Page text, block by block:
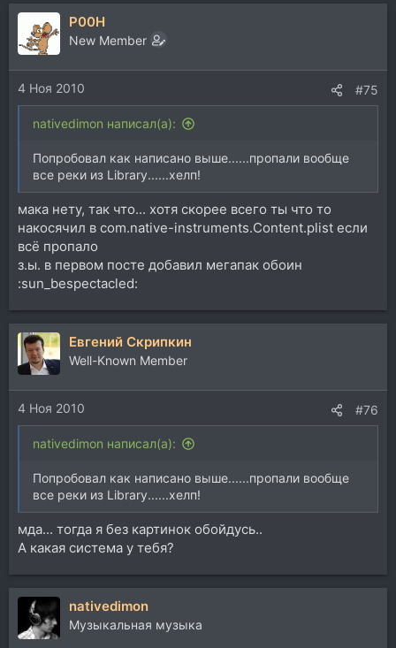
P00H
New Member
4 Ноя 2010 #75
nativedimon написал(а):
Попробовал как написано выше......пропали вообще
все реки из Library......хелп!
мака нету, так что... хотя скорее всего ты что то
накосячил в com.native-instruments.Content.plist если
всё пропало
з.ы. в первом посте добавил мегапак обоин
:sun_bespectacled:
Евгений Скрипкин
Well-Known Member
4 Ноя 2010 #76
nativedimon написал(а):
Попробовал как написано выше......пропали вообще
все реки из Library......хелп!
мда... тогда я без картинок обойдусь..
А какая система у тебя?
nativedimon
Музыкальная музыка